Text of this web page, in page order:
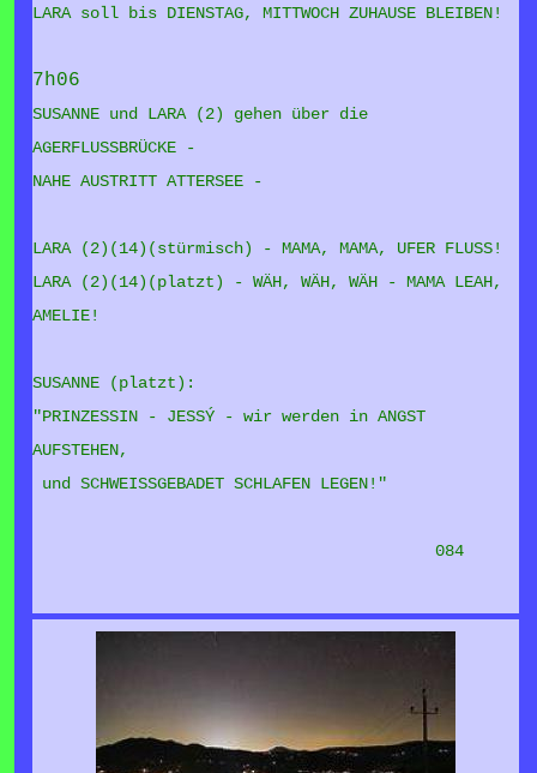
LARA soll bis DIENSTAG, MITTWOCH ZUHAUSE BLEIBEN!
7h06
SUSANNE und LARA (2) gehen über die
AGERFLUSSBRÜCKE -
NAHE AUSTRITT ATTERSEE -
LARA (2)(14)(stürmisch) - MAMA, MAMA, UFER FLUSS!
LARA (2)(14)(platzt) - WÄH, WÄH, WÄH - MAMA LEAH,
AMELIE!
SUSANNE (platzt):
"PRINZESSIN - JESSÝ - wir werden in ANGST
AUFSTEHEN,
und SCHWEISSGEBADET SCHLAFEN LEGEN!"
084